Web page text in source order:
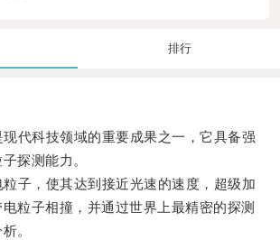
排行
科技领域的重要成果之一，它具备强
探测能力。
，使其达到接近光速的速度，超级加
粒子相撞，并通过世界上最精密的探测
。